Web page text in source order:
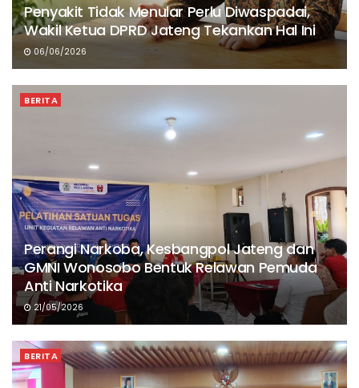
Penyakit Tidak Menular Perlu Diwaspadai,
Wakil Ketua DPRD Jateng Tekankan Hal Ini
06/06/2026
BERITA
Perangi Narkoba, Kesbangpol Jateng dan
GMNI Wonosobo Bentuk Relawan Pemuda
Anti Narkotika
21/05/2026
BERITA